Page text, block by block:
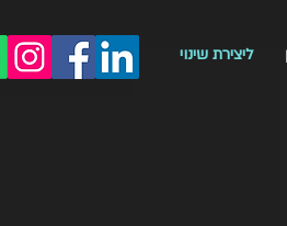
ליצירת שינוי